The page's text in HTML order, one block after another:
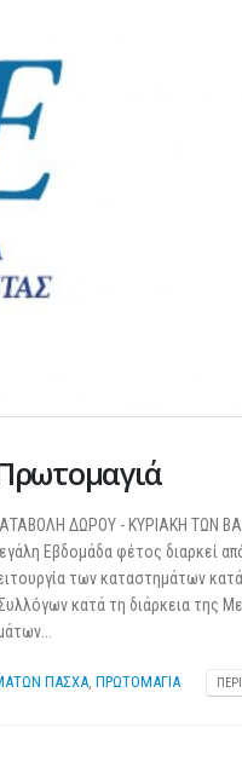
ΔΩΡΟΥ - ΚΥΡΙΑΚΗ ΤΩΝ
Εβδομάδα φέτος διαρκεί
των καταστημάτων
κατά τη διάρκεια της
ΠΑΣΧΑ, ΠΡΩΤΟΜΑΓΙΑ